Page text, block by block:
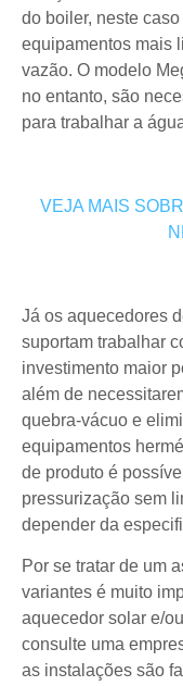
do boiler, neste
equipamentos mais
vazão. O modelo
no entanto, são
para trabalhar a
VEJA MAIS
Já os aquecedores
suportam trabalhar
investimento maior
além de
quebra-vácuo e
equipamentos
de produto é
pressurização sem
depender da
Por se tratar de um
variantes é muito
aquecedor solar e/
consulte uma
as instalações são